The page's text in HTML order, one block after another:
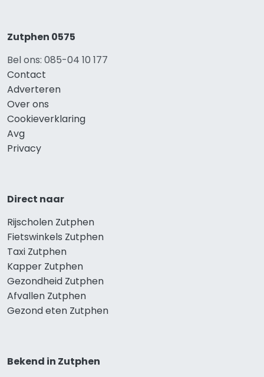
Zutphen 0575
Bel ons: 085-04 10 177
Contact
Adverteren
Over ons
Cookieverklaring
Avg
Privacy
Direct naar
Rijscholen Zutphen
Fietswinkels Zutphen
Taxi Zutphen
Kapper Zutphen
Gezondheid Zutphen
Afvallen Zutphen
Gezond eten Zutphen
Bekend in Zutphen